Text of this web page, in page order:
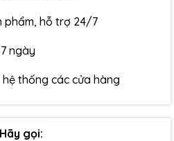
phẩm, hỗ trợ 24/7
ngày
thống các cửa hàng
gọi: